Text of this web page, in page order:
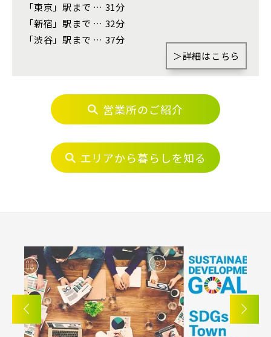
東京メトロ千代田線
北総鉄道
埼玉新都市交通 [伊奈線]
つくばエクスプレス
新座市(2)
桶川市(2)
富士見市(0)
蓮田市(1)
ふじみ野市(1)
北足立郡伊奈町(5)
埼玉・東部エリア(15)
春日部市(5) 草加市(0)
越谷市(8)
三郷市(2)
市川市(5) 船橋市(7)
習志野市(1)
八千代市(1)
鎌ケ谷市(2)
浦安市(0)
白井市(0)
千葉市(2)
千葉・常磐エリア(15)
「東京」駅まで … 31分
「新宿」駅まで … 32分
「渋谷」駅まで … 37分
＞詳細はこちら
営業所のご紹介
エリアから暮らしを知る